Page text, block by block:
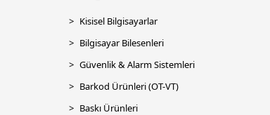
Kisisel Bilgisayarlar
Bilgisayar Bilesenleri
Güvenlik & Alarm Sistemleri
Barkod Ürünleri (OT-VT)
Baskı Ürünleri